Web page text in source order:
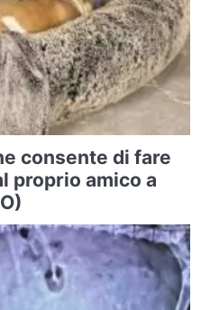
consente di fare
proprio amico a